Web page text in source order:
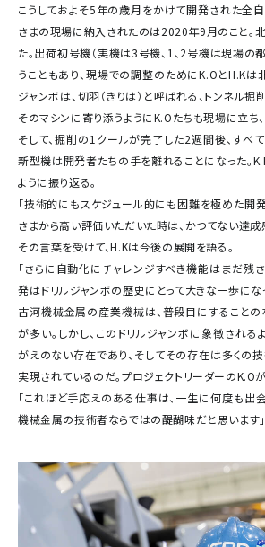
こうしておよそ5年の歳月をかけて開発された全
さまの現場に納入されたのは2020年9月のこと。
た。出荷初号機（実機は3号機、1、2号機は現場の
うこともあり、現場での調整のためにK.OとH.Kは
ジャンボは、切羽（きりは）と呼ばれる、トンネル
そのマシンに寄り添うようにK.Oたちも現場に立ち
そして、掘削の1クールが完了した2週間後、すべ
新型機は開発者たちの手を離れることになった。
ように振り返る。
「技術的にもスケジュール的にも困難を極めた開
さまから高い評価いただいた時は、かつてない達成
その言葉を受けて、H.Kは今後の展開を語る。
「さらに自動化にチャレンジすべき機能はまだ残
発はドリルジャンボの歴史にとって大きな一歩にな
古河機械金属の産業機械は、普段目にすること
が多い。しかし、このドリルジャンボに象徴される
がえのない存在であり、そしてその存在は多くの
実現されているのだ。プロジェクトリーダーのK.O
「これほど手応えのある仕事は、一生に何度も出
機械金属の技術者ならではの醍醐味だと思います」